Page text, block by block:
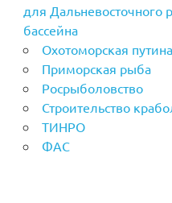
для Дальневосточного
бассейна
Охотоморская
Приморская рыба
Росрыболовство
Строительство
ТИНРО
ФАС